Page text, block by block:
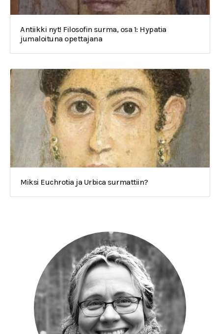
Antiikki nyt! Filosofin surma, osa 1: Hypatia
jumaloituna opettajana
Miksi Euchrotia ja Urbica surmattiin?